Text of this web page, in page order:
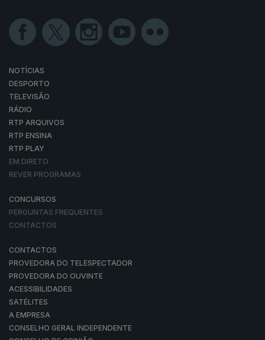
NOTÍCIAS
DESPORTO
TELEVISÃO
RÁDIO
RTP ARQUIVOS
RTP ENSINA
RTP PLAY
EM DIRETO
REVER PROGRAMAS
CONCURSOS
PERGUNTAS FREQUENTES
CONTACTOS
CONTACTOS
PROVEDORA DO TELESPECTADOR
PROVEDORA DO OUVINTE
ACESSIBILIDADES
SATÉLITES
A EMPRESA
CONSELHO GERAL INDEPENDENTE